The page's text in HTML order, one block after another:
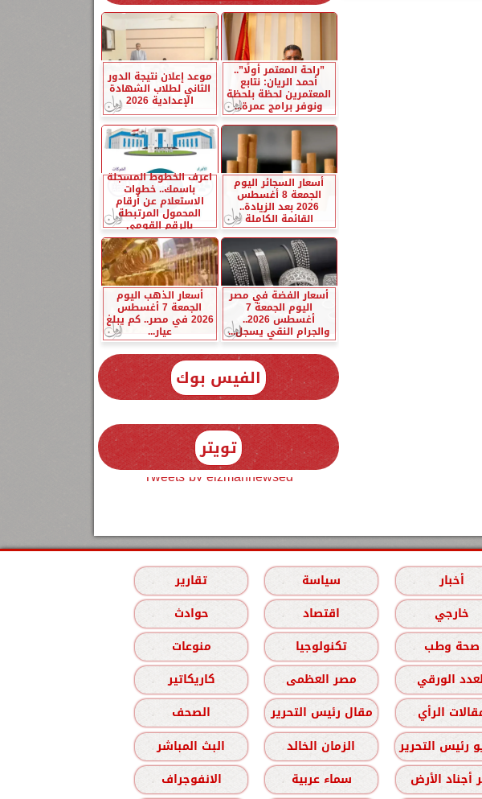
”راحة المعتمر أولًا”..
أحمد الريان: نتابع
المعتمرين لحظة بلحظة
ونوفر برامج عمرة...
موعد إعلان نتيجة الدور
الثاني لطلاب الشهادة
الإعدادية 2026
أسعار السجائر اليوم
الجمعة 8 أغسطس
2026 بعد الزيادة..
القائمة الكاملة
اعرف الخطوط المسجلة
باسمك.. خطوات
الاستعلام عن أرقام
المحمول المرتبطة
بالرقم القومي
أسعار الفضة في مصر
اليوم الجمعة 7
أغسطس 2026..
والجرام النقي يسجل...
أسعار الذهب اليوم
الجمعة 7 أغسطس
2026 في مصر.. كم يبلغ
عيار...
الفيس بوك
تويتر
Tweets by elzmannewseg
أخبار سياسة
تقارير
خارجي اقتصاد
حوادث
صحة وطب تكنولوجيا
منوعات
الورقي مصر العظمى
كاريكاتير
الرأي مقال رئيس التحرير
الصحف
رئيس التحرير الزمان الخالد
البث المباشر
أجناد الأرض سماء عربية الانفوجراف